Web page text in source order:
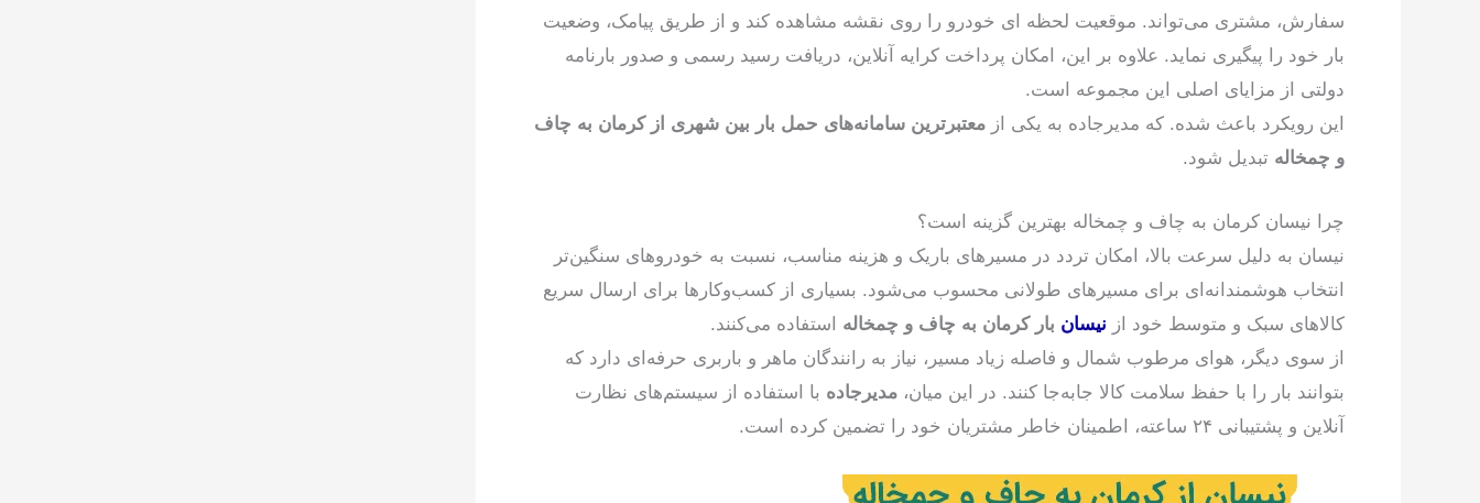
سفارش، مشتری می‌تواند. موقعیت لحظه ای خودرو را روی نقشه مشاهده کند و از طریق پیامک، وضعیت
بار خود را پیگیری نماید. علاوه بر این، امکان پرداخت کرایه آنلاین، دریافت رسید رسمی و صدور بارنامه
دولتی از مزایای اصلی این مجموعه است.
این رویکرد باعث شده. که مدیرجاده به یکی از معتبرترین سامانه‌های حمل بار بین شهری از کرمان به چاف
و چمخاله تبدیل شود.
چرا نیسان کرمان به چاف و چمخاله بهترین گزینه است؟
نیسان به دلیل سرعت بالا، امکان تردد در مسیرهای باریک و هزینه مناسب، نسبت به خودروهای سنگین‌تر
انتخاب هوشمندانه‌ای برای مسیرهای طولانی محسوب می‌شود. بسیاری از کسب‌وکارها برای ارسال سریع
کالاهای سبک و متوسط خود از نیسان بار کرمان به چاف و چمخاله استفاده می‌کنند.
از سوی دیگر، هوای مرطوب شمال و فاصله زیاد مسیر، نیاز به رانندگان ماهر و باربری حرفه‌ای دارد که
بتوانند بار را با حفظ سلامت کالا جابه‌جا کنند. در این میان، مدیرجاده با استفاده از سیستم‌های نظارت
آنلاین و پشتیبانی ۲۴ ساعته، اطمینان خاطر مشتریان خود را تضمین کرده است.